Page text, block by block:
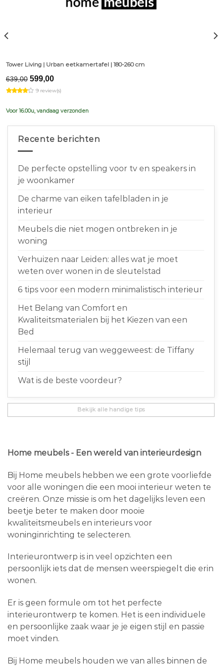
Tower Living | Urban eetkamertafel | 180-260 cm
639,00 Original
price
was:
599,00Current
is:
9 review(s)
Voor 16.00u, vandaag verzonden
Recente berichten
De perfecte opstelling voor tv en speakers in
je woonkamer
De charme van eiken tafelbladen in je
interieur
Meubels die niet mogen ontbreken in je
woning
Verhuizen naar Leiden: alles wat je moet
weten over wonen in de sleutelstad
6 tips voor een modern minimalistisch interieur
Het Belang van Comfort en
Kwaliteitsmaterialen bij het Kiezen van een
Bed
Helemaal terug van weggeweest: de Tiffany
stijl
Wat is de beste voordeur?
Bekijk alle handige tips
Home meubels - Een wereld van interieurdesign
Bij Home meubels hebben we een grote voorliefde
voor alle woningen die een mooi interieur weten te
creëren. Onze missie is om het dagelijks leven een
beetje beter te maken door mooie
kwaliteitsmeubels en interieurs voor
woninginrichting te selecteren.
Interieurontwerp is in veel opzichten een
persoonlijk iets dat de mensen weerspiegelt die erin
wonen.
Er is geen formule om tot het perfecte
interieurontwerp te komen. Het is een individuele
en persoonlijke zaak waar je je eigen stijl en passie
moet vinden.
Bij Home meubels houden we van alles binnen de